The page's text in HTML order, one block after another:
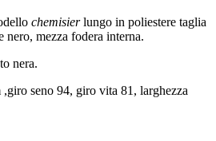
chemisierlungo in poliestere taglia
nero, mezza fodera interna.
nera.
seno 94, giro vita 81, larghezza